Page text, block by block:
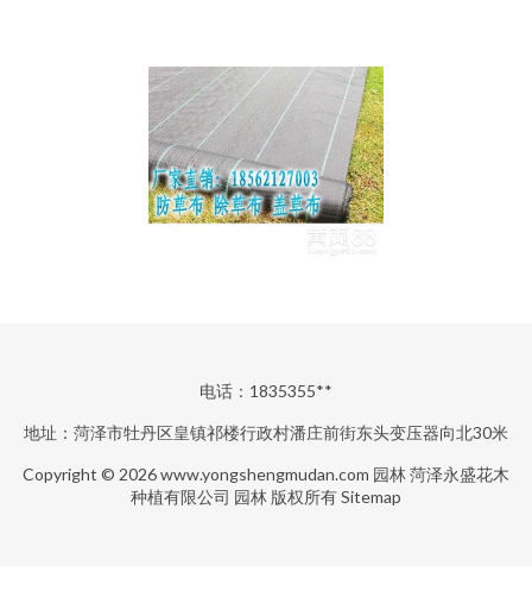
电话：1835355**
地址：菏泽市牡丹区皇镇祁楼行政村潘庄前街东头变压器向北30米
Copyright © 2026www.yongshengmudan.com 园林菏泽永盛花木
种植有限公司 园林 版权所有Sitemap